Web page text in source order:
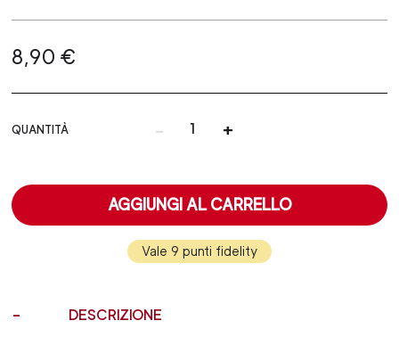
8,90 €
QUANTITÀ - +
AGGIUNGI AL CARRELLO
Vale 9 punti fidelity
DESCRIZIONE